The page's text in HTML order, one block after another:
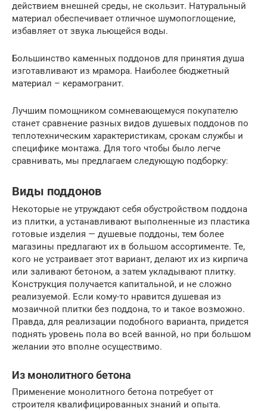
действием внешней среды, не скользит. Натуральный
материал обеспечивает отличное шумопоглощение,
избавляет от звука льющейся воды.
Большинство каменных поддонов для принятия душа
изготавливают из мрамора. Наиболее бюджетный
материал – керамогранит.
Лучшим помощником сомневающемуся покупателю
станет сравнение разных видов душевых поддонов по
теплотехническим характеристикам, срокам службы и
специфике монтажа. Для того чтобы было легче
сравнивать, мы предлагаем следующую подборку:
Виды поддонов
Некоторые не утруждают себя обустройством поддона
из плитки, а устанавливают выполненные из пластика
готовые изделия — душевые поддоны, тем более
магазины предлагают их в большом ассортименте. Те,
кого не устраивает этот вариант, делают их из кирпича
или заливают бетоном, а затем укладывают плитку.
Конструкция получается капитальной, и не сложно
реализуемой. Если кому-то нравится душевая из
мозаичной плитки без поддона, то и такое возможно.
Правда, для реализации подобного варианта, придется
поднять уровень пола во всей ванной, но при большом
желании это вполне осуществимо.
Из монолитного бетона
Применение монолитного бетона потребует от
строителя квалифицированных знаний и опыта.